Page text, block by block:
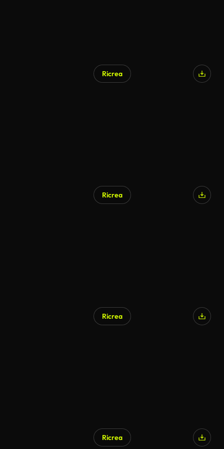
Ricrea
Ricrea
Ricrea
Ricrea